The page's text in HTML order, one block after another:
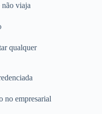
não viaja
qualquer
no empresarial